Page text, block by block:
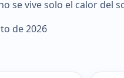
se vive solo el calor del
de 2026